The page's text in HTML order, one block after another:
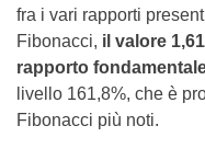
fra i vari rapporti
Fibonacci, il valore
rapporto
livello 161,8%, che è
Fibonacci più noti.